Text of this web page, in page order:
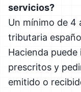
servicios?
Un mínimo de 4
tributaria
Hacienda
prescritos y
emitido o